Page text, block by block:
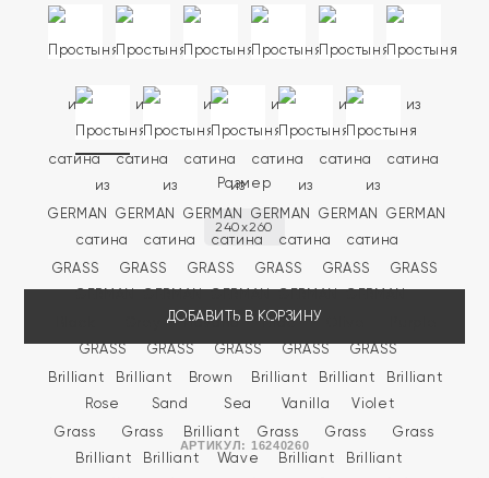
АРТИКУЛ: 16240260
Размер
240x260
ДОБАВИТЬ В КОРЗИНУ